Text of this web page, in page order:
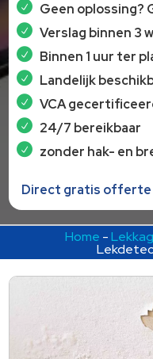
Geen oplossing?
Verslag binnen 3
Binnen 1 uur ter
Landelijk
VCA
24/7 bereikbaar
zonder hak- en
Direct gratis offerte
Home -